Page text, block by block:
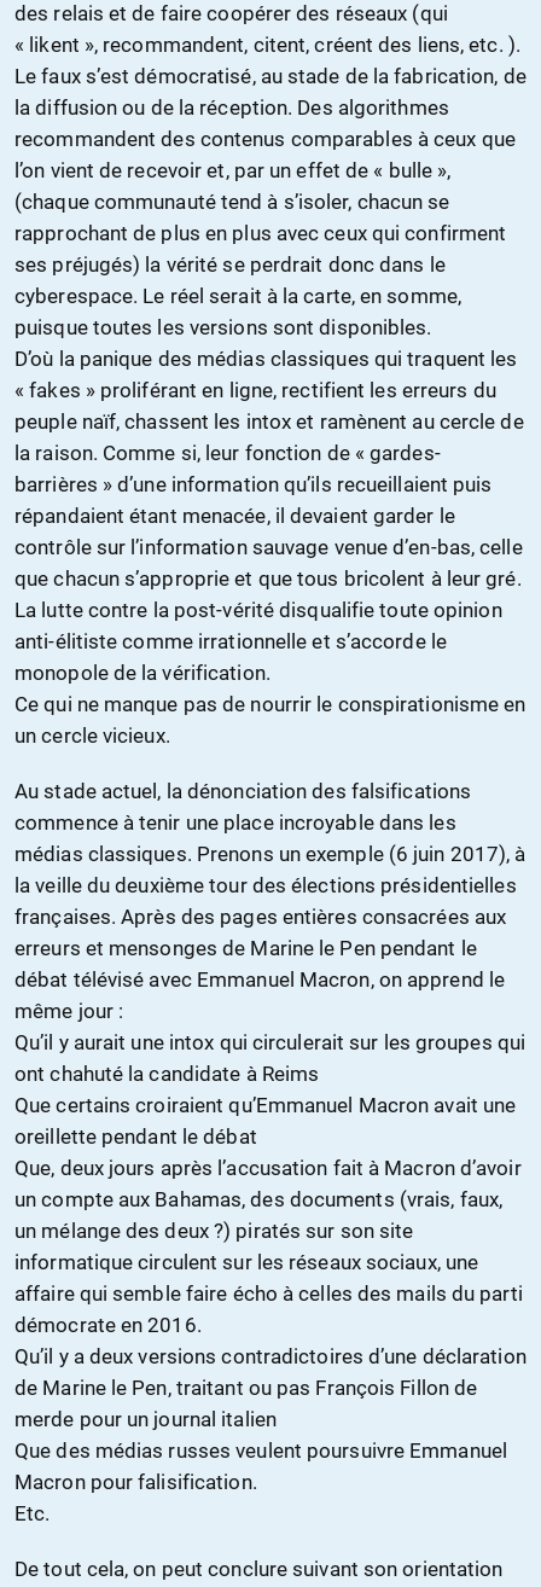
des relais et de faire coopérer des réseaux (qui
« likent », recommandent, citent, créent des liens, etc. ).
Le faux s’est démocratisé, au stade de la fabrication, de
la diffusion ou de la réception. Des algorithmes
recommandent des contenus comparables à ceux que
l’on vient de recevoir et, par un effet de « bulle »,
(chaque communauté tend à s’isoler, chacun se
rapprochant de plus en plus avec ceux qui confirment
ses préjugés) la vérité se perdrait donc dans le
cyberespace. Le réel serait à la carte, en somme,
puisque toutes les versions sont disponibles.
D’où la panique des médias classiques qui traquent les
« fakes » proliférant en ligne, rectifient les erreurs du
peuple naïf, chassent les intox et ramènent au cercle de
la raison. Comme si, leur fonction de « gardes-
barrières » d’une information qu’ils recueillaient puis
répandaient étant menacée, il devaient garder le
contrôle sur l’information sauvage venue d’en-bas, celle
que chacun s’approprie et que tous bricolent à leur gré.
La lutte contre la post-vérité disqualifie toute opinion
anti-élitiste comme irrationnelle et s’accorde le
monopole de la vérification.
Ce qui ne manque pas de nourrir le conspirationisme en
un cercle vicieux.
Au stade actuel, la dénonciation des falsifications
commence à tenir une place incroyable dans les
médias classiques. Prenons un exemple (6 juin 2017), à
la veille du deuxième tour des élections présidentielles
françaises. Après des pages entières consacrées aux
erreurs et mensonges de Marine le Pen pendant le
débat télévisé avec Emmanuel Macron, on apprend le
même jour :
Qu’il y aurait une intox qui circulerait sur les groupes qui
ont chahuté la candidate à Reims
Que certains croiraient qu’Emmanuel Macron avait une
oreillette pendant le débat
Que, deux jours après l’accusation fait à Macron d’avoir
un compte aux Bahamas, des documents (vrais, faux,
un mélange des deux ?) piratés sur son site
informatique circulent sur les réseaux sociaux, une
affaire qui semble faire écho à celles des mails du parti
démocrate en 2016.
Qu’il y a deux versions contradictoires d’une déclaration
de Marine le Pen, traitant ou pas François Fillon de
merde pour un journal italien
Que des médias russes veulent poursuivre Emmanuel
Macron pour falisification.
Etc.
De tout cela, on peut conclure suivant son orientation